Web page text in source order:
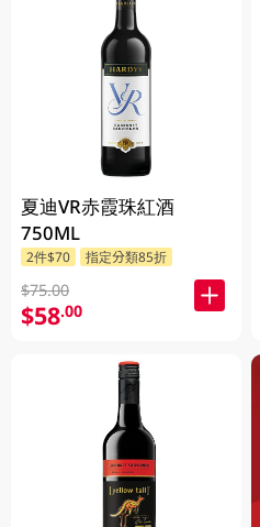
夏迪VR赤霞珠紅酒
750ML
2件$70 指定分類85折
$75.00
$58.00